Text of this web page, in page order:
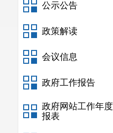
公示公告
政策解读
会议信息
政府工作报告
政府网站工作年度
报表